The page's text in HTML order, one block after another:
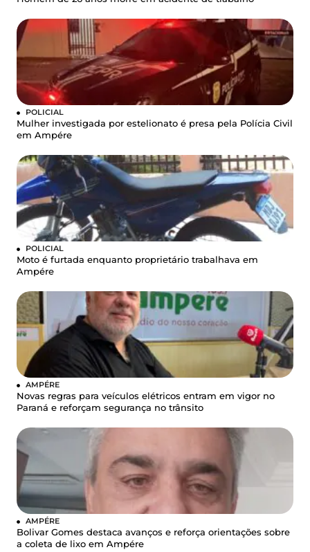
POLICIAL
Mulher investigada por estelionato é presa pela Polícia Civil
em Ampére
POLICIAL
Moto é furtada enquanto proprietário trabalhava em
Ampére
AMPÉRE
Novas regras para veículos elétricos entram em vigor no
Paraná e reforçam segurança no trânsito
AMPÉRE
Bolivar Gomes destaca avanços e reforça orientações sobre
a coleta de lixo em Ampére